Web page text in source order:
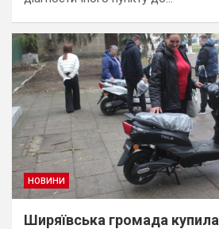
НОВИНИ
Ширяївська громада купила